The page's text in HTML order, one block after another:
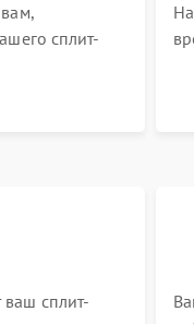
сплит-
вопросы.
сплит-